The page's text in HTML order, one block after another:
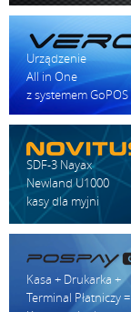
Urządzenie
All in One
z systemem GoPOS
SDF-3 Nayax
Newland U1000
kasy dla myjni
Kasa + Drukarka +
Terminal Płatniczy =